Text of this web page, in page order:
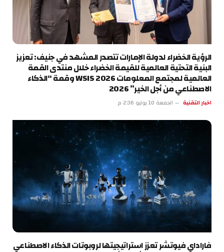
الرؤية الخضراء لدولة الإمارات تتصدر المشهد في جنيف: تعزيز
البنية التحتية العالمية للقيمة الخضراء خلال منتدى القمة
العالمية لمجتمع المعلومات WSIS 2026 وقمة “الذكاء
الاصطناعي من أجل الخير” 2026
اخبار التقنية الجمعة 10 يوليو 2:36 م
فاراداي فيوتشر تعزز استراتيجيتها لروبوتات الذكاء الاصطناعي